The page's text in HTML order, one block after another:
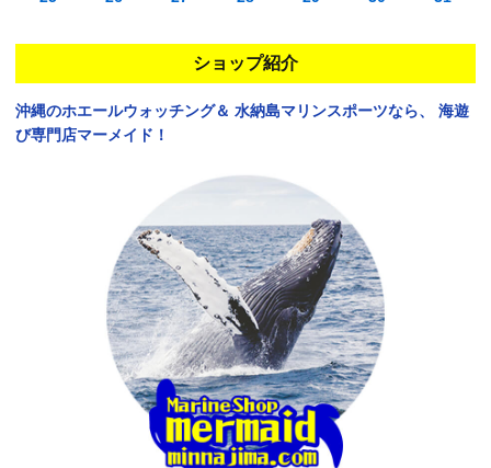
ショップ紹介
沖縄のホエールウォッチング＆ 水納島マリンスポーツなら、
海遊
び専門店マーメイド！